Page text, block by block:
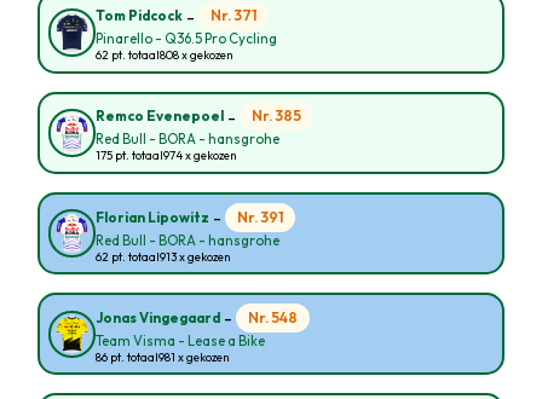
Tom Pidcock - Nr. 371
Pinarello - Q36.5 Pro Cycling
62 pt. totaal808 x gekozen
Remco Evenepoel - Nr. 385
Red Bull - BORA - hansgrohe
175 pt. totaal974 x gekozen
Florian Lipowitz - Nr. 391
Red Bull - BORA - hansgrohe
62 pt. totaal913 x gekozen
Jonas Vingegaard - Nr. 548
Team Visma - Lease a Bike
86 pt. totaal981 x gekozen